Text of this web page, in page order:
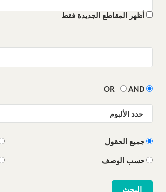
أظهر المقاطع الجديدة فقط
OR
AND
جميع الحقول
حسب الوصف